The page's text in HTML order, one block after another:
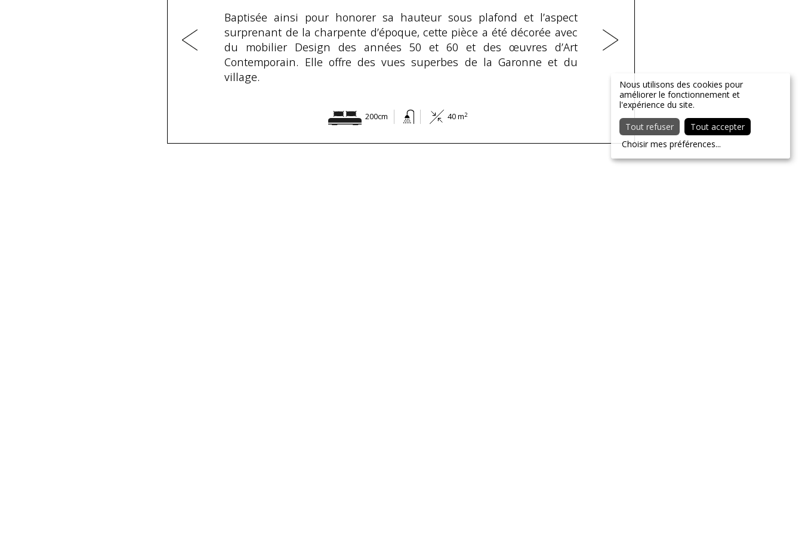
Baptisée ainsi pour honorer sa hauteur sous plafond et l’aspect
surprenant de la charpente d’époque, cette pièce a été décorée avec
du mobilier Design des années 50 et 60 et des œuvres d’Art
Contemporain. Elle offre des vues superbes de la Garonne et du
village.
200cm 40 m2
Nous utilisons des cookies pour
améliorer le fonctionnement et
l'expérience du site.
Tout refuser
Tout accepter
Choisir mes préférences...